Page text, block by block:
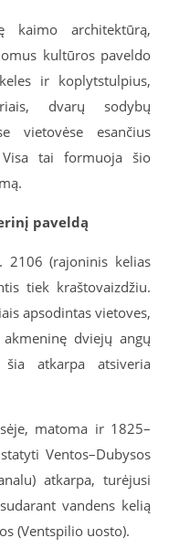
kaimo architektūrą,
kultūros paveldo
ir koplytstulpius,
dvarų sodybų
vietovėse esančius
tai formuoja šio
paveldą
2106 (rajoninis kelias
tiek kraštovaizdžiu.
apsodintas vietoves,
dviejų angų
atkarpa atsiveria
matoma ir 1825–
Ventos–Dubysos
atkarpa, turėjusi
vandens kelią
(Ventspilio uosto).